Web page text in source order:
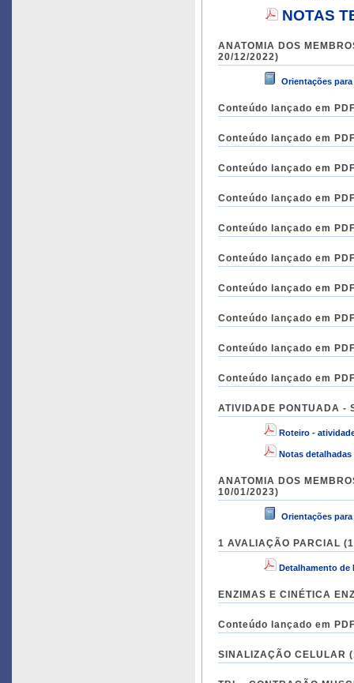
NOTAS
ANATOMIA DOS
20/12/2022)
Orientações para
Conteúdo lançado em
Conteúdo lançado em
Conteúdo lançado em
Conteúdo lançado em
Conteúdo lançado em
Conteúdo lançado em
Conteúdo lançado em
Conteúdo lançado em
Conteúdo lançado em
Conteúdo lançado em
ATIVIDADE PONTUADA
Roteiro -
Notas
ANATOMIA DOS
10/01/2023)
Orientações para
1 AVALIAÇÃO PARCIAL
Detalhamento de
ENZIMAS E CINÉTICA
Conteúdo lançado em
SINALIZAÇÃO CELULAR